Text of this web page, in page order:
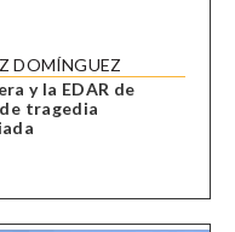
DOMÍNGUEZ
y la EDAR de
tragedia